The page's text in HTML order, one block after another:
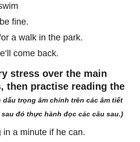
fine.
a walk in the park.
come back.
stress over the main
then practise reading the
dấu trọng âm chính trên các âm tiết
đó thực hành đọc các câu sau.)
in a minute if he can.